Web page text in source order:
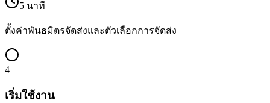
5 นาที
ตั้งค่าพันธมิตรจัดส่งและตัวเลือกการจัดส่ง
4
เริ่มใช้งาน